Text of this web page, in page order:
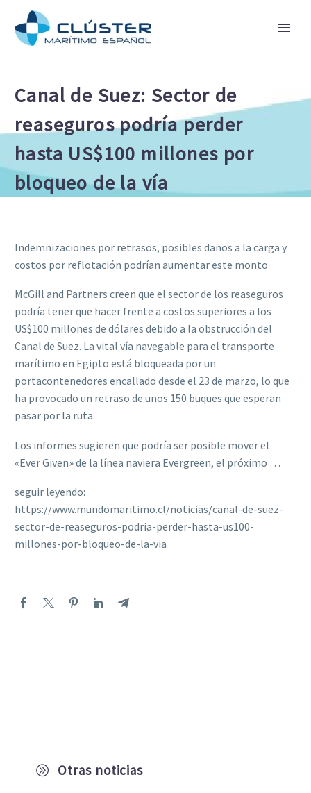
Canal de Suez: Sector de
reaseguros podría perder
hasta US$100 millones por
bloqueo de la vía
A Otras noticias
Indemnizaciones por retrasos, posibles daños a la carga y
costos por reflotación podrían aumentar este monto
McGill and Partners creen que el sector de los reaseguros
podría tener que hacer frente a costos superiores a los
US$100 millones de dólares debido a la obstrucción del
Canal de Suez. La vital vía navegable para el transporte
marítimo en Egipto está bloqueada por un
portacontenedores encallado desde el 23 de marzo, lo que
ha provocado un retraso de unos 150 buques que esperan
pasar por la ruta.
Los informes sugieren que podría ser posible mover el
«Ever Given» de la línea naviera Evergreen, el próximo …
seguir leyendo:
https://www.mundomaritimo.cl/noticias/canal-de-suez-
sector-de-reaseguros-podria-perder-hasta-us100-
millones-por-bloqueo-de-la-via